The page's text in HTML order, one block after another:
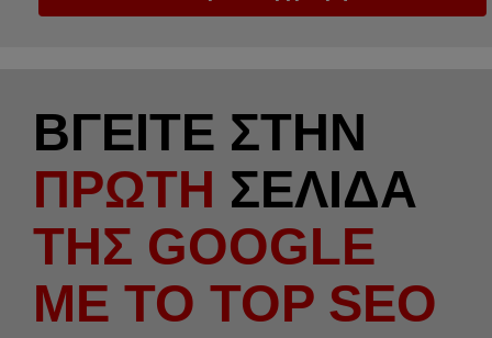
ΒΓΕΙΤΕ ΣΤΗΝ
ΠΡΩΤΗ ΣΕΛΙΔΑ
ΤΗΣ GOOGLE
ΜΕ ΤΟ TOP SEO